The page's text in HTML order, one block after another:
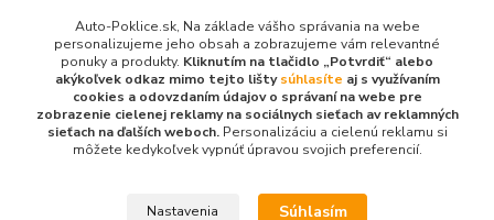
Kontakty
Auto-Poklice.sk
(Po-Pia, 8-16 hod.)
info@auto-poklice.sk
Auto-Poklice.sk, Na základe vášho správania na webe
personalizujeme jeho obsah a zobrazujeme vám relevantné
ponuky a produkty. Kliknutím na tlačidlo „Potvrdiť“ alebo
akýkoľvek odkaz mimo tejto lištysúhlasíte aj s využívaním
cookies a odovzdaním údajov o správaní na webe pre
zobrazenie cielenej reklamy na sociálnych sieťach av reklamných
sieťach na ďalších weboch.Personalizáciu a cielenú reklamu si
môžete kedykoľvek vypnúť úpravou svojich preferencií.
Nastavenia Súhlasím